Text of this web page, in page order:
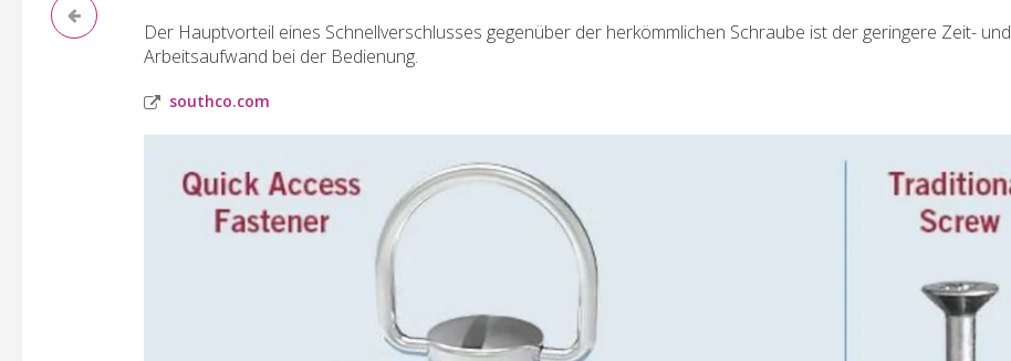
Der Hauptvorteil eines Schnellverschlusses gegenüber der herkömmlichen Schraube ist der geringere Zeit- und
Arbeitsaufwand bei der Bedienung.
southco.com